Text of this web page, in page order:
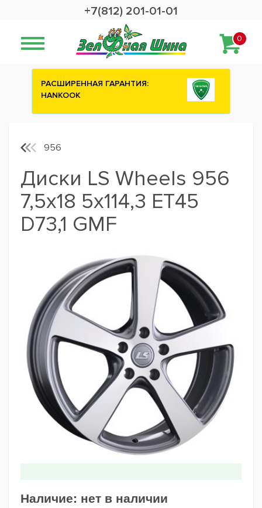
+7(812) 201-01-01
0
Сashback 2500 рублей на зимние
956
Диски LS Wheels 956
7,5x18 5x114,3 ET45
D73,1 GMF
Наличие: нет в наличии